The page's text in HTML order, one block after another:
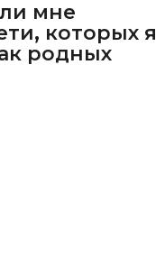
мне
которых я
родных